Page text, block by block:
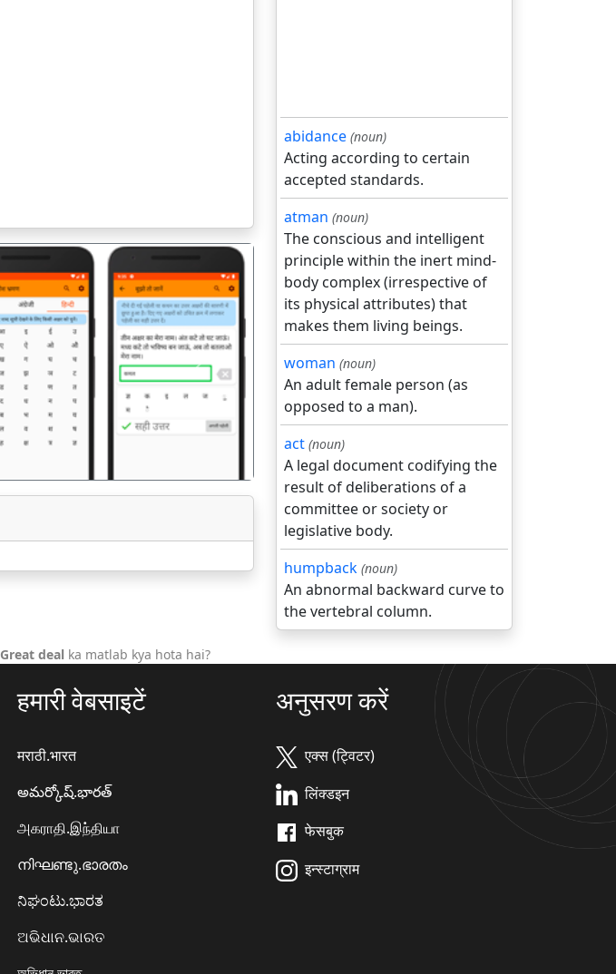
अगला
abidance (noun)
Acting according to certain
accepted standards.
atman (noun)
The conscious and intelligent
principle within the inert mind-
body complex (irrespective of
its physical attributes) that
makes them living beings.
woman (noun)
An adult female person (as
opposed to a man).
act (noun)
A legal document codifying the
result of deliberations of a
committee or society or
legislative body.
humpback (noun)
An abnormal backward curve to
the vertebral column.
Great deal ka matlab kya hota hai?
हमारी वेबसाइटें
मराठी.भारत
అమర్కోష్.భారత్
அகராதி.இந்தியா
നിഘണ്ടു.ഭാരതം
ನಿಘಂಟು.ಭಾರತ
ଅଭିଧାନ.ଭାରତ
अनुसरण करें
एक्स (ट्विटर)
लिंक्डइन
फेसबुक
इन्स्टाग्राम